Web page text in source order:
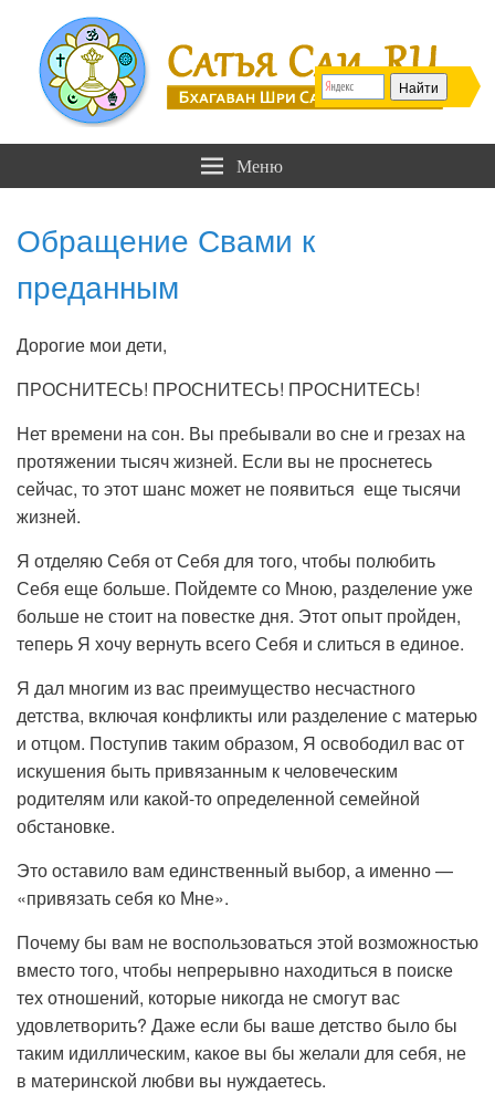
Сатья Саи .RU Меню
Обращение Свами к
преданным
Дорогие мои дети,
ПРОСНИТЕСЬ! ПРОСНИТЕСЬ! ПРОСНИТЕСЬ!
Нет времени на сон. Вы пребывали во сне и грезах на
протяжении тысяч жизней. Если вы не проснетесь
сейчас, то этот шанс может не появиться еще тысячи
жизней.
Я отделяю Себя от Себя для того, чтобы полюбить
Себя еще больше. Пойдемте со Мною, разделение уже
больше не стоит на повестке дня. Этот опыт пройден,
теперь Я хочу вернуть всего Себя и слиться в единое.
Я дал многим из вас преимущество несчастного
детства, включая конфликты или разделение с матерью
и отцом. Поступив таким образом, Я освободил вас от
искушения быть привязанным к человеческим
родителям или какой-то определенной семейной
обстановке.
Это оставило вам единственный выбор, а именно —
«привязать себя ко Мне».
Почему бы вам не воспользоваться этой возможностью
вместо того, чтобы непрерывно находиться в поиске
тех отношений, которые никогда не смогут вас
удовлетворить? Даже если бы ваше детство было бы
таким идиллическим, какое вы бы желали для себя, не
в материнской любви вы нуждаетесь.